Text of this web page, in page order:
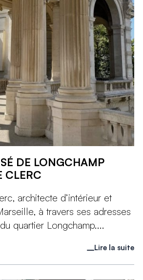
DE LONGCHAMP
CLERC
architecte d’intérieur et
à travers ses adresses
quartier Longchamp....
Lire la suite